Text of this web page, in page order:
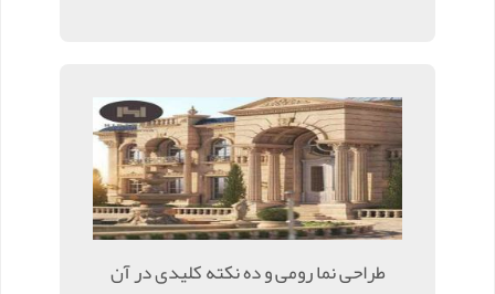
طراحی نما رومی و ده نکته کلیدی در آن